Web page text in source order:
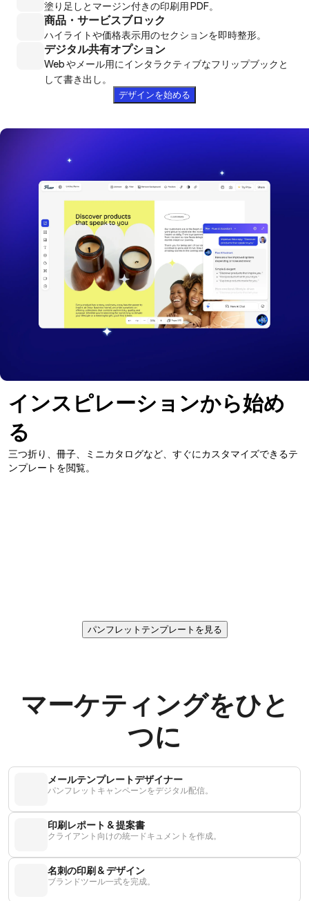
塗り足しとマージン付きの印刷用 PDF。
商品・サービスブロック
ハイライトや価格表示用のセクションを即時整形。
デジタル共有オプション
Web やメール用にインタラクティブなフリップブックと
して書き出し。
デザインを始める
インスピレーションから始め
る
三つ折り、冊子、ミニカタログなど、すぐにカスタマイズできるテ
ンプレートを閲覧。
パンフレットテンプレートを見る
マーケティングをひと
つに
メールテンプレートデザイナー
パンフレットキャンペーンをデジタル配信。
印刷レポート & 提案書
クライアント向けの統一ドキュメントを作成。
名刺の印刷 & デザイン
ブランドツール一式を完成。